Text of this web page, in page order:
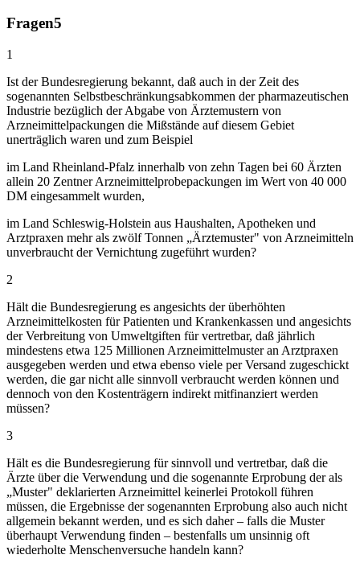
Fragen5
1
Ist der Bundesregierung bekannt, daß auch in der Zeit des
sogenannten Selbstbeschränkungsabkommen der pharmazeutischen
Industrie bezüglich der Abgabe von Ärztemustern von
Arzneimittelpackungen die Mißstände auf diesem Gebiet
unerträglich waren und zum Beispiel
im Land Rheinland-Pfalz innerhalb von zehn Tagen bei 60 Ärzten
allein 20 Zentner Arzneimittelprobepackungen im Wert von 40 000
DM eingesammelt wurden,
im Land Schleswig-Holstein aus Haushalten, Apotheken und
Arztpraxen mehr als zwölf Tonnen „Ärztemuster" von Arzneimitteln
unverbraucht der Vernichtung zugeführt wurden?
2
Hält die Bundesregierung es angesichts der überhöhten
Arzneimittelkosten für Patienten und Krankenkassen und angesichts
der Verbreitung von Umweltgiften für vertretbar, daß jährlich
mindestens etwa 125 Millionen Arzneimittelmuster an Arztpraxen
ausgegeben werden und etwa ebenso viele per Versand zugeschickt
werden, die gar nicht alle sinnvoll verbraucht werden können und
dennoch von den Kostenträgern indirekt mitfinanziert werden
müssen?
3
Hält es die Bundesregierung für sinnvoll und vertretbar, daß die
Ärzte über die Verwendung und die sogenannte Erprobung der als
„Muster" deklarierten Arzneimittel keinerlei Protokoll führen
müssen, die Ergebnisse der sogenannten Erprobung also auch nicht
allgemein bekannt werden, und es sich daher – falls die Muster
überhaupt Verwendung finden – bestenfalls um unsinnig oft
wiederholte Menschenversuche handeln kann?